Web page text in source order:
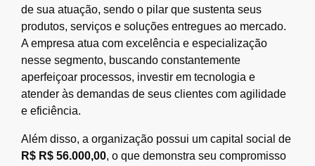
de sua atuação, sendo o pilar que sustenta seus
produtos, serviços e soluções entregues ao mercado.
A empresa atua com excelência e especialização
nesse segmento, buscando constantemente
aperfeiçoar processos, investir em tecnologia e
atender às demandas de seus clientes com agilidade
e eficiência.
Além disso, a organização possui um capital social de
R$ R$ 56.000,00, o que demonstra seu compromisso